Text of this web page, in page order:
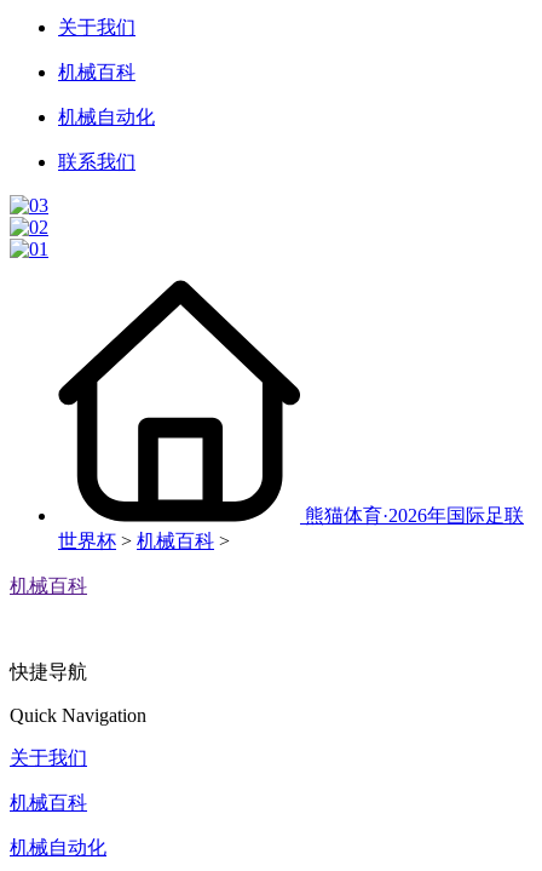
关于我们
机械百科
机械自动化
联系我们
熊猫体育·2026年国际足联
世界杯 > 机械百科 >
机械百科
快捷导航
Quick Navigation
关于我们
机械百科
机械自动化